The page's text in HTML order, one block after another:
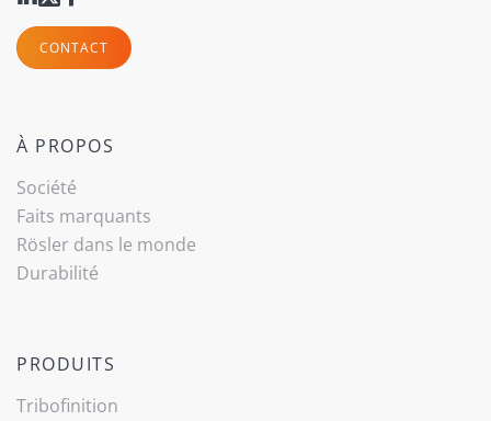
CONTACT
À PROPOS
Société
Faits marquants
Rösler dans le monde
Durabilité
PRODUITS
Tribo­finition